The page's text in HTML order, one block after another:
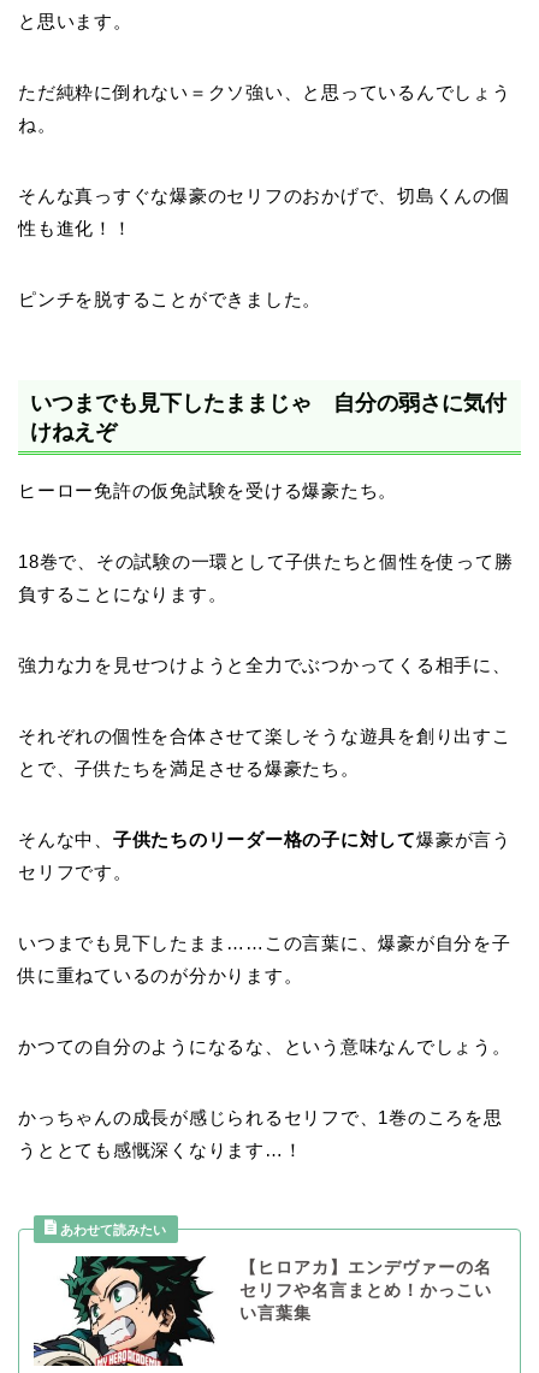
と思います。
ただ純粋に倒れない＝クソ強い、と思っているんでしょう
ね。
そんな真っすぐな爆豪のセリフのおかげで、切島くんの個
性も進化！！
ピンチを脱することができました。
いつまでも見下したままじゃ 自分の弱さに気付
けねえぞ
ヒーロー免許の仮免試験を受ける爆豪たち。
18巻で、その試験の一環として子供たちと個性を使って勝
負することになります。
強力な力を見せつけようと全力でぶつかってくる相手に、
それぞれの個性を合体させて楽しそうな遊具を創り出すこ
とで、子供たちを満足させる爆豪たち。
そんな中、 子供たちのリーダー格の子に対して爆豪が言う
セリフです。
いつまでも見下したまま……この言葉に、爆豪が自分を子
供に重ねているのが分かります。
かつての自分のようになるな、という意味なんでしょう。
かっちゃんの成長が感じられるセリフで、1巻のころを思
うととても感慨深くなります…！
【ヒロアカ】エンデヴァーの名
セリフや名言まとめ！かっこい
い言葉集